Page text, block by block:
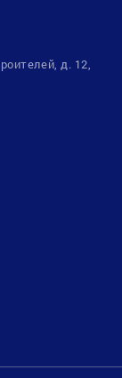
д. 12,